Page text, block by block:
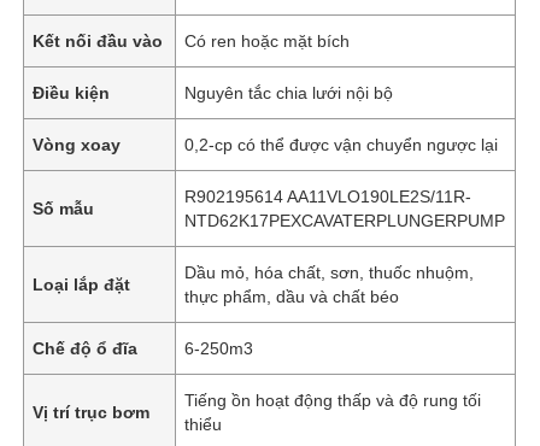
Kết nối đầu vào Có ren hoặc mặt bích
Điều kiện Nguyên tắc chia lưới nội bộ
Vòng xoay 0,2-cp có thể được vận chuyển ngược lại
Số mẫu
R902195614 AA11VLO190LE2S/11R-
NTD62K17PEXCAVATERPLUNGERPUMP
Loại lắp đặt
Dầu mỏ, hóa chất, sơn, thuốc nhuộm,
thực phẩm, dầu và chất béo
Chế độ ổ đĩa 6-250m3
Vị trí trục bơm
Tiếng ồn hoạt động thấp và độ rung tối
thiểu